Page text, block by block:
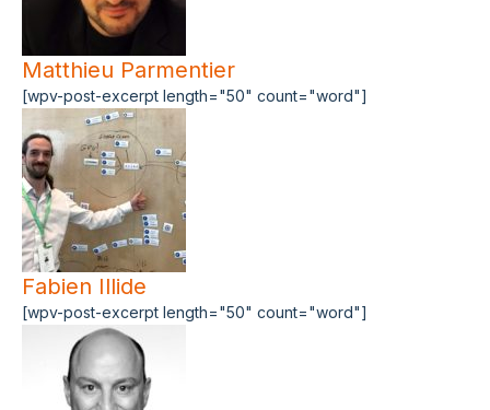
Matthieu Parmentier
[wpv-post-excerpt length="50" count="word"]
Fabien Illide
[wpv-post-excerpt length="50" count="word"]